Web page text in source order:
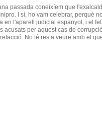
passada coneixíem que
I sí, ho vam celebrar, perquè
en l'aparell judicial espanyol, i el
acusats per aquest cas de
No té res a veure amb el